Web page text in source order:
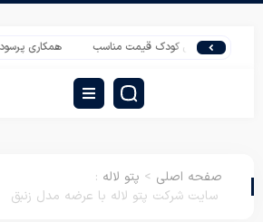
کودک قیمت مناسب همکاری پرسود با
صفحه اصلی > پتو لاله :
سایت شرکت پتو لاله با عرضه مدل زنبق